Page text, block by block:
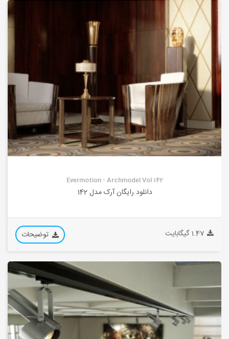
Evermotion - Archmodel Vol 142
دانلود رایگان آرک مدل 142
1.47 گیگابایت توضیحات